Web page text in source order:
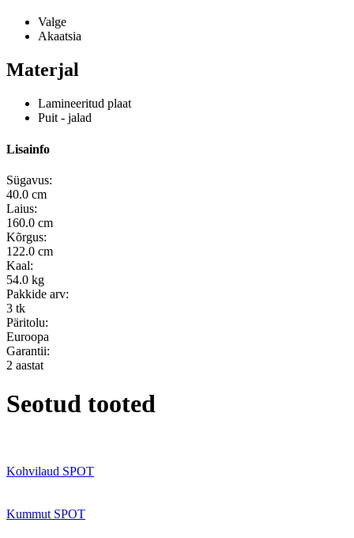
Valge
Akaatsia
Materjal
Lamineeritud plaat
Puit - jalad
Lisainfo
Sügavus:
40.0 cm
Laius:
160.0 cm
Kõrgus:
122.0 cm
Kaal:
54.0 kg
Pakkide arv:
3 tk
Päritolu:
Euroopa
Garantii:
2 aastat
Seotud tooted
Kohvilaud SPOT
Kummut SPOT